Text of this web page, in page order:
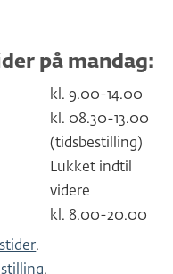
på mandag:
kl. 9.00-14.00
kl. 08.30-13.00
(tidsbestilling)
Lukket indtil
videre
kl. 8.00-20.00
.
.